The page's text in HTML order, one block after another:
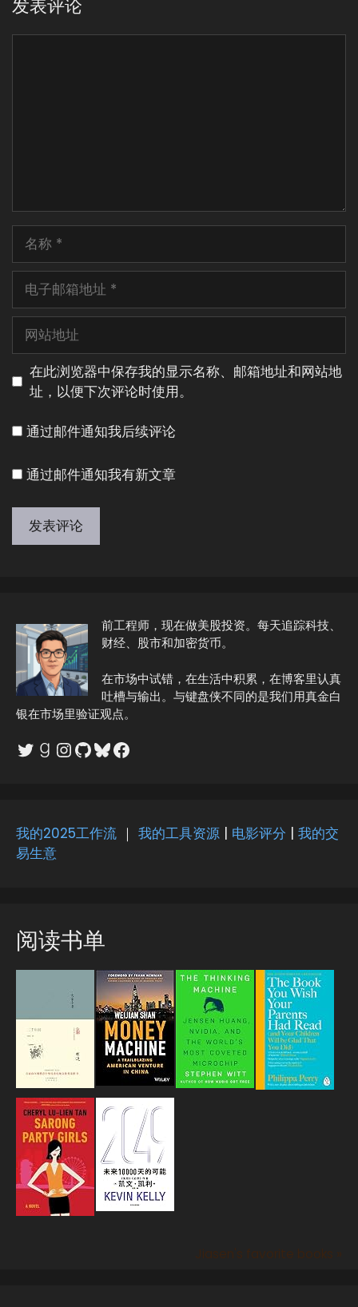
发表评论
邮
地
址
址
在此浏览器中保存我的显示名称、邮箱地址和网站地
址，以便下次评论时使用。
通过邮件通知我后续评论
通过邮件通知我有新文章
e
r
a
t
v
e
前工程师，现在做美股投资。每天追踪科技、
财经、股市和加密货币。
在市场中试错，在生活中积累，在博客里认真
吐槽与输出。与键盘侠不同的是我们用真金白
银在市场里验证观点。
Twitter
Goodreads
Instagram
GitHub
Bluesky
Facebook
我的2025工作流 ｜ 我的工具资源 | 电影评分 | 我的交
易生意
阅读书单